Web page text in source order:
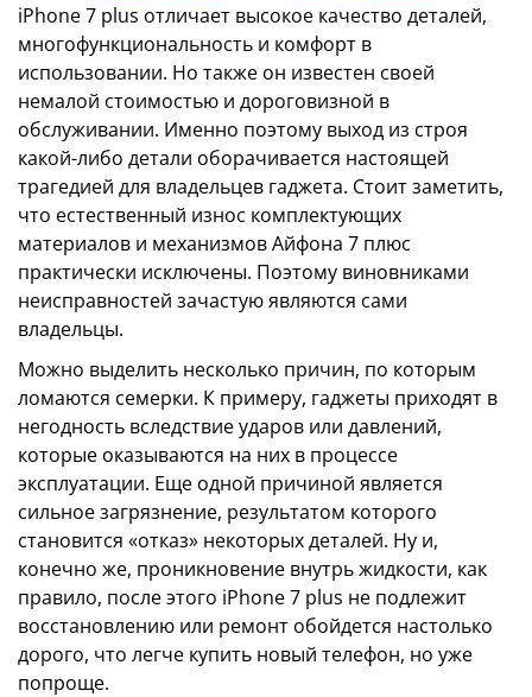
iPhone 7 plus отличает высокое качество деталей,
многофункциональность и комфорт в
использовании. Но также он известен своей
немалой стоимостью и дороговизной в
обслуживании. Именно поэтому выход из строя
какой-либо детали оборачивается настоящей
трагедией для владельцев гаджета. Стоит заметить,
что естественный износ комплектующих
материалов и механизмов Айфона 7 плюс
практически исключены. Поэтому виновниками
неисправностей зачастую являются сами
владельцы.
Можно выделить несколько причин, по которым
ломаются семерки. К примеру, гаджеты приходят в
негодность вследствие ударов или давлений,
которые оказываются на них в процессе
эксплуатации. Еще одной причиной является
сильное загрязнение, результатом которого
становится «отказ» некоторых деталей. Ну и,
конечно же, проникновение внутрь жидкости, как
правило, после этого iPhone 7 plus не подлежит
восстановлению или ремонт обойдется настолько
дорого, что легче купить новый телефон, но уже
попроще.